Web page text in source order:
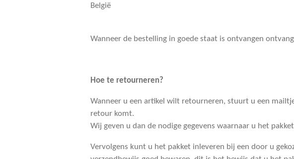
België
Wanneer de bestelling in goede staat is ontvangen
Hoe te retourneren?
Wanneer u een artikel wilt retourneren, stuurt u een
retour komt.
Wij geven u dan de nodige gegevens waarnaar u het
Vervolgens kunt u het pakket inleveren bij een door u